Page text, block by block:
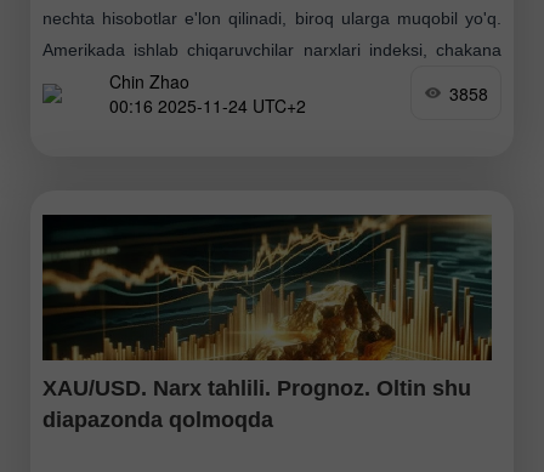
nechta hisobotlar e'lon qilinadi, biroq ularga muqobil yo'q.
Amerikada ishlab chiqaruvchilar narxlari indeksi, chakana
savdo
Chin Zhao
00:16 2025-11-24 UTC+2
3858
XAU/USD. Narx tahlili. Prognoz. Oltin shu
diapazonda qolmoqda